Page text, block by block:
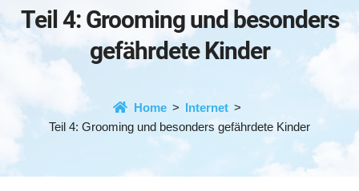
Teil 4: Grooming und besonders
gefährdete Kinder
Home
Internet
Teil 4: Grooming und besonders gefährdete Kinder